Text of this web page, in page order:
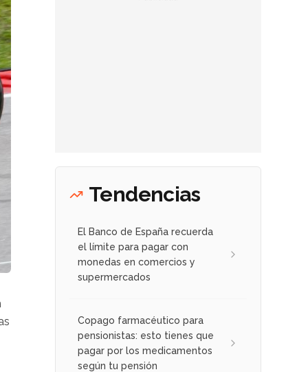
Tendencias
El Banco de España recuerda
el límite para pagar con
monedas en comercios y
supermercados
Copago farmacéutico para
pensionistas: esto tienes que
pagar por los medicamentos
según tu pensión